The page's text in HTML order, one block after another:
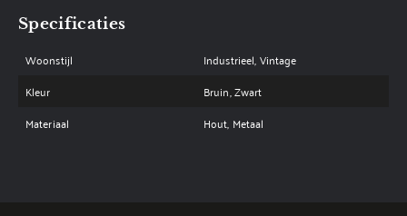
Specificaties
Woonstijl
Industrieel, Vintage
Kleur
Bruin, Zwart
Materiaal
Hout, Metaal